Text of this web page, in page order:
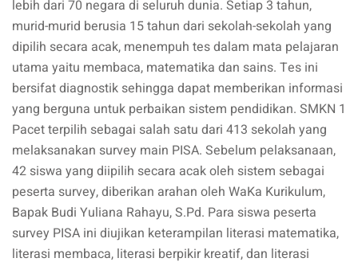
lebih dari 70 negara di seluruh dunia. Setiap 3 tahun,
murid-murid berusia 15 tahun dari sekolah-sekolah yang
dipilih secara acak, menempuh tes dalam mata pelajaran
utama yaitu membaca, matematika dan sains. Tes ini
bersifat diagnostik sehingga dapat memberikan informasi
yang berguna untuk perbaikan sistem pendidikan. SMKN 1
Pacet terpilih sebagai salah satu dari 413 sekolah yang
melaksanakan survey main PISA. Sebelum pelaksanaan,
42 siswa yang diipilih secara acak oleh sistem sebagai
peserta survey, diberikan arahan oleh WaKa Kurikulum,
Bapak Budi Yuliana Rahayu, S.Pd. Para siswa peserta
survey PISA ini diujikan keterampilan literasi matematika,
literasi membaca, literasi berpikir kreatif, dan literasi